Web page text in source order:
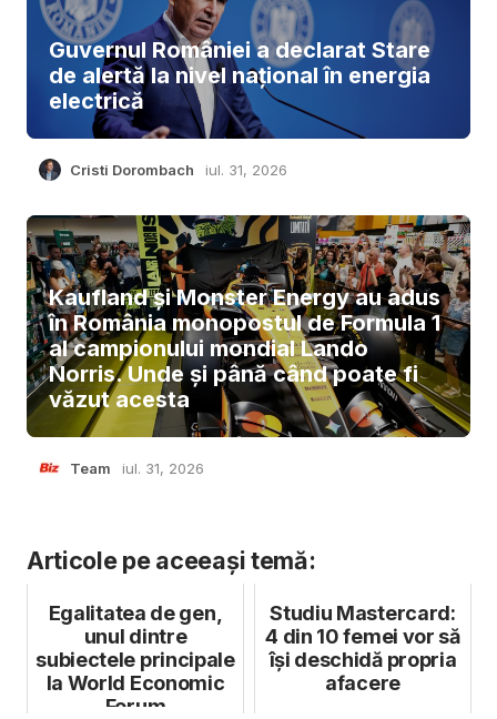
Guvernul României a declarat Stare
de alertă la nivel național în energia
electrică
Cristi Dorombach iul. 31, 2026
Kaufland și Monster Energy au adus
în România monopostul de Formula 1
al campionului mondial Lando
Norris. Unde și până când poate fi
văzut acesta
Team iul. 31, 2026
Articole pe aceeași temă:
Egalitatea de gen,
unul dintre
subiectele principale
la World Economic
Forum
Studiu Mastercard:
4 din 10 femei vor să
își deschidă propria
afacere